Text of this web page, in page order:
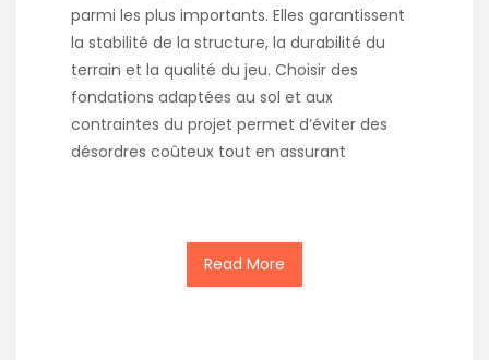
parmi les plus importants. Elles garantissent
la stabilité de la structure, la durabilité du
terrain et la qualité du jeu. Choisir des
fondations adaptées au sol et aux
contraintes du projet permet d’éviter des
désordres coûteux tout en assurant
Read More